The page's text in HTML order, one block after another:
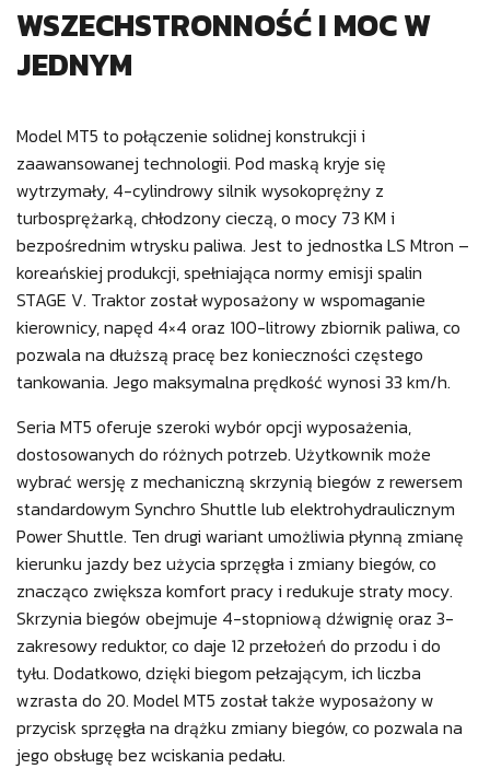
WSZECHSTRONNOŚĆ I MOC W
JEDNYM
Model MT5 to połączenie solidnej konstrukcji i
zaawansowanej technologii. Pod maską kryje się
wytrzymały, 4-cylindrowy silnik wysokoprężny z
turbosprężarką, chłodzony cieczą, o mocy 73 KM i
bezpośrednim wtrysku paliwa. Jest to jednostka LS Mtron –
koreańskiej produkcji, spełniająca normy emisji spalin
STAGE V. Traktor został wyposażony w wspomaganie
kierownicy, napęd 4×4 oraz 100-litrowy zbiornik paliwa, co
pozwala na dłuższą pracę bez konieczności częstego
tankowania. Jego maksymalna prędkość wynosi 33 km/h.
Seria MT5 oferuje szeroki wybór opcji wyposażenia,
dostosowanych do różnych potrzeb. Użytkownik może
wybrać wersję z mechaniczną skrzynią biegów z rewersem
standardowym Synchro Shuttle lub elektrohydraulicznym
Power Shuttle. Ten drugi wariant umożliwia płynną zmianę
kierunku jazdy bez użycia sprzęgła i zmiany biegów, co
znacząco zwiększa komfort pracy i redukuje straty mocy.
Skrzynia biegów obejmuje 4-stopniową dźwignię oraz 3-
zakresowy reduktor, co daje 12 przełożeń do przodu i do
tyłu. Dodatkowo, dzięki biegom pełzającym, ich liczba
wzrasta do 20. Model MT5 został także wyposażony w
przycisk sprzęgła na drążku zmiany biegów, co pozwala na
jego obsługę bez wciskania pedału.